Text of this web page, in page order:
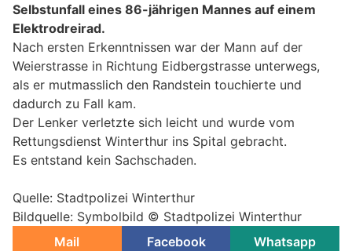
Selbstunfall eines 86-jährigen Mannes auf einem
Elektrodreirad.
Nach ersten Erkenntnissen war der Mann auf der
Weierstrasse in Richtung Eidbergstrasse unterwegs,
als er mutmasslich den Randstein touchierte und
dadurch zu Fall kam.
Der Lenker verletzte sich leicht und wurde vom
Rettungsdienst Winterthur ins Spital gebracht.
Es entstand kein Sachschaden.
Quelle: Stadtpolizei Winterthur
Bildquelle: Symbolbild © Stadtpolizei Winterthur
Mail
Facebook Whatsapp